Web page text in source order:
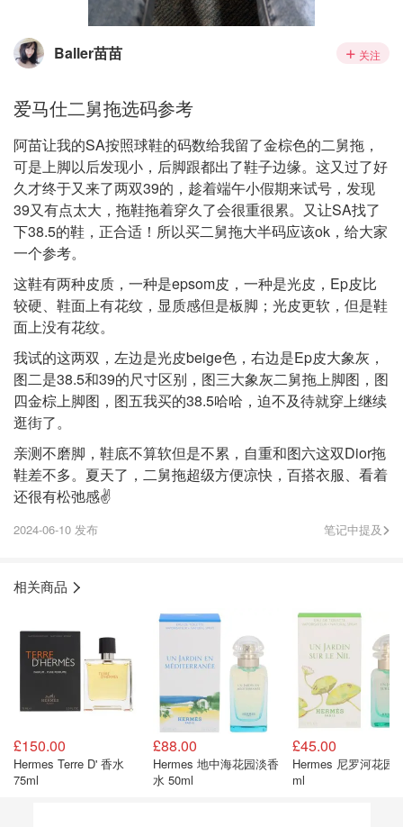
Baller苗苗 关注
爱马仕二舅拖选码参考
阿苗让我的SA按照球鞋的码数给我留了金棕色的二舅拖，
可是上脚以后发现小，后脚跟都出了鞋子边缘。这又过了好
久才终于又来了两双39的，趁着端午小假期来试号，发现
39又有点太大，拖鞋拖着穿久了会很重很累。又让SA找了
下38.5的鞋，正合适！所以买二舅拖大半码应该ok，给大家
一个参考。
这鞋有两种皮质，一种是epsom皮，一种是光皮，Ep皮比
较硬、鞋面上有花纹，显质感但是板脚；光皮更软，但是鞋
面上没有花纹。
我试的这两双，左边是光皮beige色，右边是Ep皮大象灰，
图二是38.5和39的尺寸区别，图三大象灰二舅拖上脚图，图
四金棕上脚图，图五我买的38.5哈哈，迫不及待就穿上继续
逛街了。
亲测不磨脚，鞋底不算软但是不累，自重和图六这双Dior拖
鞋差不多。夏天了，二舅拖超级方便凉快，百搭衣服、看着
还很有松弛感✌️
2024-06-10 发布 笔记中提及
相关商品
£150.00
Hermes Terre D' 香水
75ml
£88.00
Hermes 地中海花园淡香
水 50ml
£45.00
Hermes 尼罗河花园
ml